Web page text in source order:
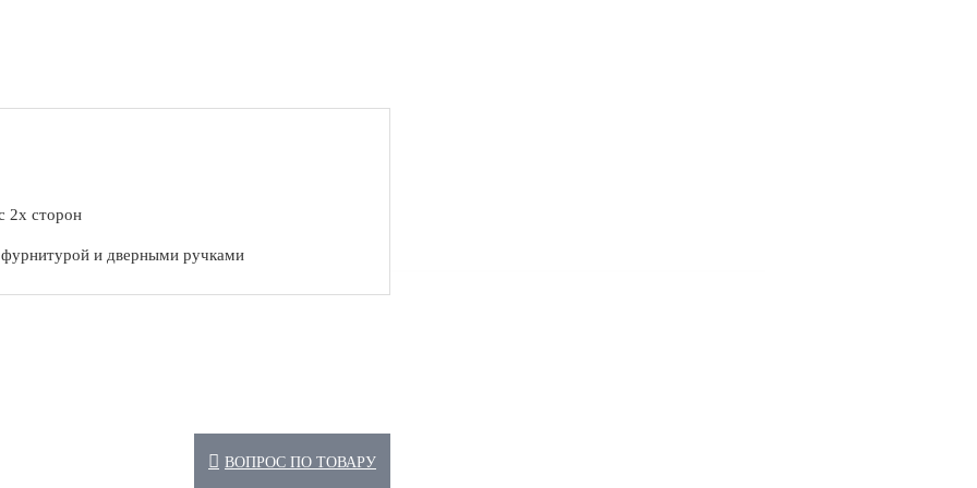
2х сторон
и дверными ручками
ВОПРОС ПО ТОВАРУ